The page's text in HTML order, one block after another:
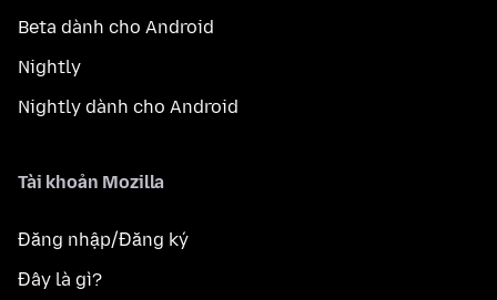
Beta dành cho Android
Nightly
Nightly dành cho Android
Tài khoản Mozilla
Đăng nhập/Đăng ký
Đây là gì?